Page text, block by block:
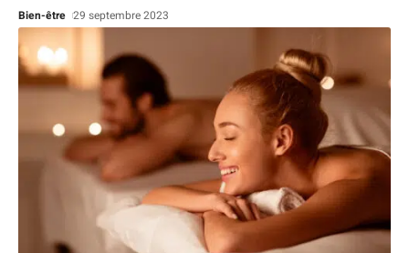
Bien-être 29 septembre 2023